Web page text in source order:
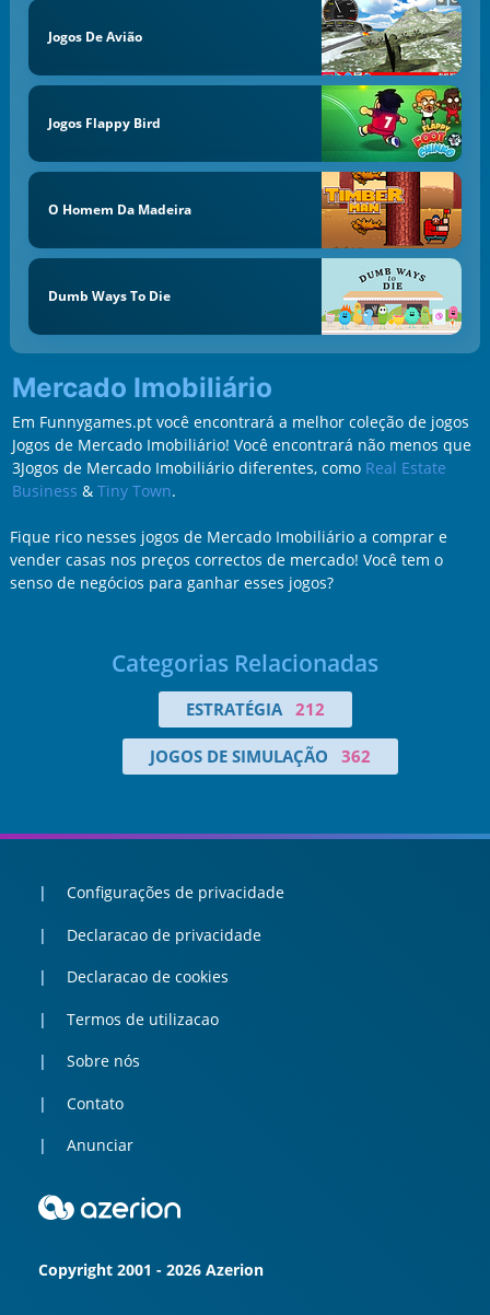
Jogos De Avião
Jogos Flappy Bird
O Homem Da Madeira
Dumb Ways To Die
Mercado Imobiliário
Em Funnygames.pt você encontrará a melhor coleção de jogos
Jogos de Mercado Imobiliário! Você encontrará não menos que
3Jogos de Mercado Imobiliário diferentes, como Real Estate
Business & Tiny Town.
Fique rico nesses jogos de Mercado Imobiliário a comprar e
vender casas nos preços correctos de mercado! Você tem o
senso de negócios para ganhar esses jogos?
Categorias Relacionadas
ESTRATÉGIA 212
JOGOS DE SIMULAÇÃO 362
Configurações de privacidade
Declaracao de privacidade
Declaracao de cookies
Termos de utilizacao
Sobre nós
Contato
Anunciar
Copyright 2001 - 2026 Azerion